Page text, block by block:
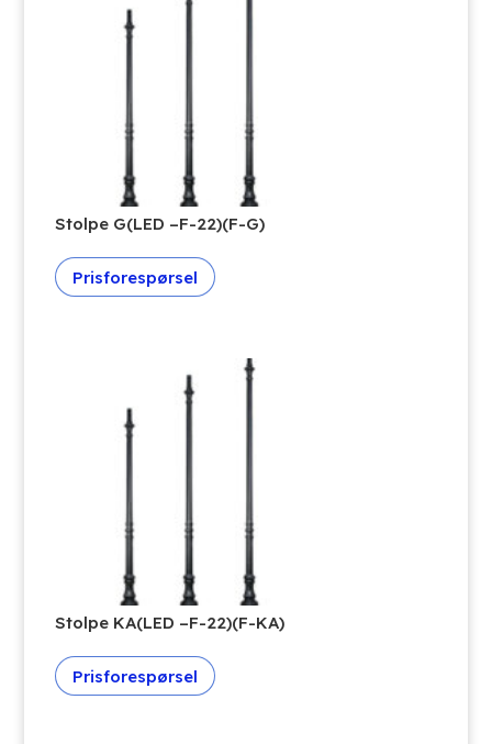
Stolpe G(LED –F-22)(F-G)
Prisforespørsel
Stolpe KA(LED –F-22)(F-KA)
Prisforespørsel